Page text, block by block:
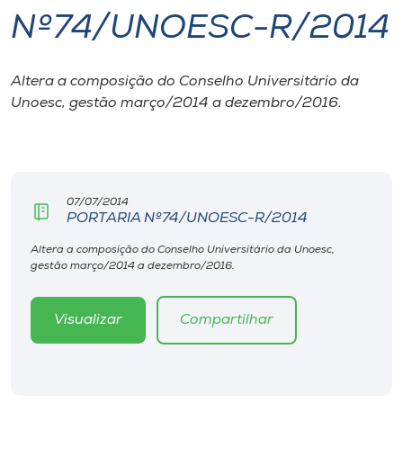
I.nova
Diplomados
CPA
Biblioteca
Editora
Nº74/UNOESC-R/2014
Altera a composição do Conselho Universitário da
Unoesc, gestão março/2014 a dezembro/2016.
07/07/2014
PORTARIA Nº74/UNOESC-R/2014
Altera a composição do Conselho Universitário da Unoesc,
gestão março/2014 a dezembro/2016.
Visualizar Compartilhar